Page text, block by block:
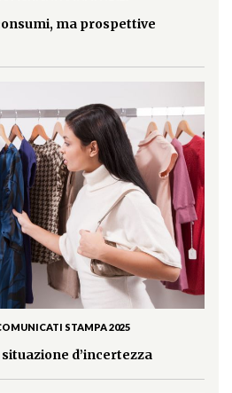
ma prospettive
STAMPA 2025
d’incertezza